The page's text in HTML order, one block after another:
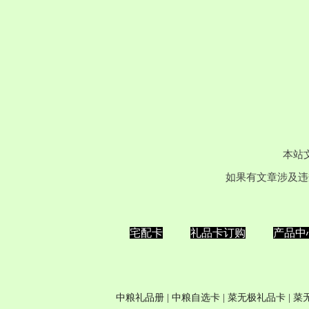
本站
如果有文章涉及
宅配卡 礼品卡订购 产品中
中粮礼品册 中粮自选卡 | 菜无极礼品卡
| 菜